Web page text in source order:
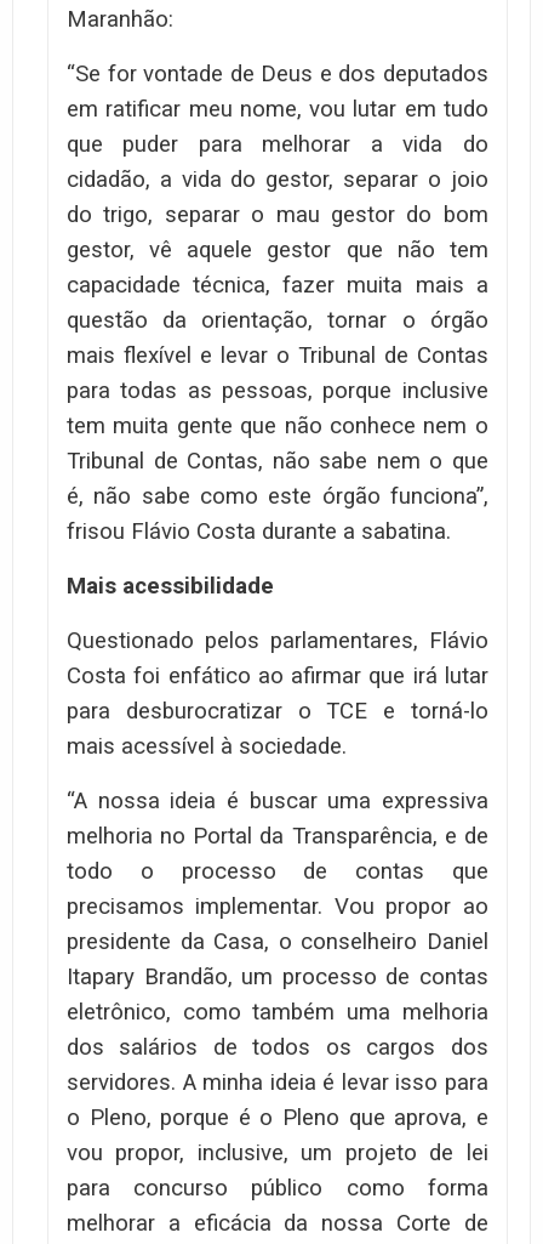
Maranhão:
“Se for vontade de Deus e dos deputados
em ratificar meu nome, vou lutar em tudo
que puder para melhorar a vida do
cidadão, a vida do gestor, separar o joio
do trigo, separar o mau gestor do bom
gestor, vê aquele gestor que não tem
capacidade técnica, fazer muita mais a
questão da orientação, tornar o órgão
mais flexível e levar o Tribunal de Contas
para todas as pessoas, porque inclusive
tem muita gente que não conhece nem o
Tribunal de Contas, não sabe nem o que
é, não sabe como este órgão funciona”,
frisou Flávio Costa durante a sabatina.
Mais acessibilidade
Questionado pelos parlamentares, Flávio
Costa foi enfático ao afirmar que irá lutar
para desburocratizar o TCE e torná-lo
mais acessível à sociedade.
“A nossa ideia é buscar uma expressiva
melhoria no Portal da Transparência, e de
todo o processo de contas que
precisamos implementar. Vou propor ao
presidente da Casa, o conselheiro Daniel
Itapary Brandão, um processo de contas
eletrônico, como também uma melhoria
dos salários de todos os cargos dos
servidores. A minha ideia é levar isso para
o Pleno, porque é o Pleno que aprova, e
vou propor, inclusive, um projeto de lei
para concurso público como forma
melhorar a eficácia da nossa Corte de